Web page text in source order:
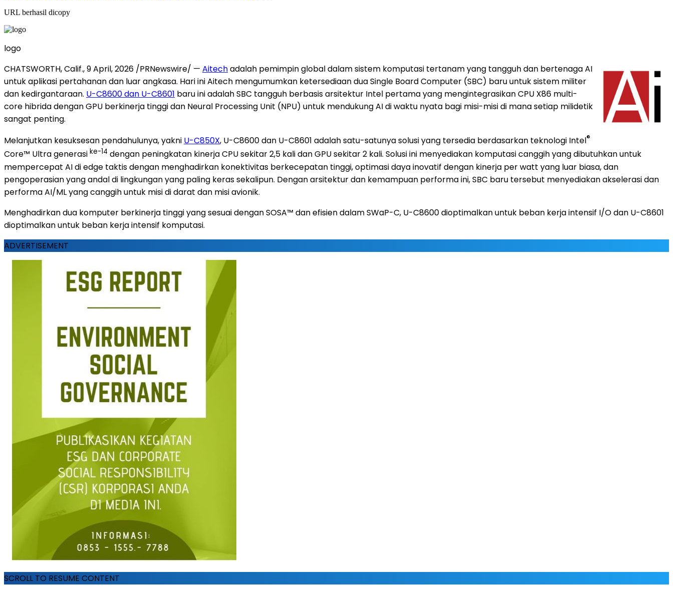
URL berhasil dicopy
logo
CHATSWORTH, Calif.,9 April, 2026 /PRNewswire/ — Aitechadalah pemimpin global dalam sistem komputasi tertanam yang tangguh dan bertenaga AI
untuk aplikasi pertahanan dan luar angkasa. Hari ini Aitech mengumumkan ketersediaan dua Single Board Computer (SBC) baru untuk sistem militer
dan kedirgantaraan. U-C8600 dan U-C8601 baru ini adalah SBC tangguh berbasis arsitektur Intel pertama yang mengintegrasikan CPU X86 multi-
core hibrida dengan GPU berkinerja tinggi dan Neural Processing Unit (NPU) untuk mendukung AI di waktu nyata bagi misi-misi di mana setiap milidetik
sangat penting.
Melanjutkan kesuksesan pendahulunya, yakni U-C850X, U-C8600 dan U-C8601 adalah satu-satunya solusi yang tersedia berdasarkan teknologi Intel®
Core™ Ultra generasi ke-14 dengan peningkatan kinerja CPU sekitar 2,5 kali dan GPU sekitar 2 kali. Solusi ini menyediakan komputasi canggih yang dibutuhkan untuk
mempercepat AI di edge taktis dengan menghadirkan konektivitas berkecepatan tinggi, optimasi daya inovatif dengan kinerja per watt yang luar biasa, dan
pengoperasian yang andal di lingkungan yang paling keras sekalipun. Dengan arsitektur dan kemampuan performa ini, SBC baru tersebut menyediakan akselerasi dan
performa AI/ML yang canggih untuk misi di darat dan misi avionik.
Menghadirkan dua komputer berkinerja tinggi yang sesuai dengan SOSA™ dan efisien dalam SWaP-C, U-C8600 dioptimalkan untuk beban kerja intensif I/O dan U-C8601
dioptimalkan untuk beban kerja intensif komputasi.
ADVERTISEMENT
SCROLL TO RESUME CONTENT